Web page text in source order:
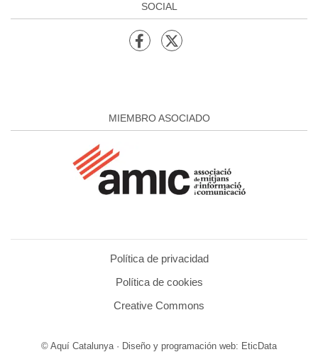
SOCIAL
MIEMBRO ASOCIADO
Política de privacidad
Política de cookies
Creative Commons
© Aquí Catalunya · Diseño y programación web: EticData